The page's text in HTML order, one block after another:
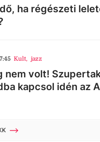
ha régészeti
Kult, jazz
nem volt!
kapcsol idén az